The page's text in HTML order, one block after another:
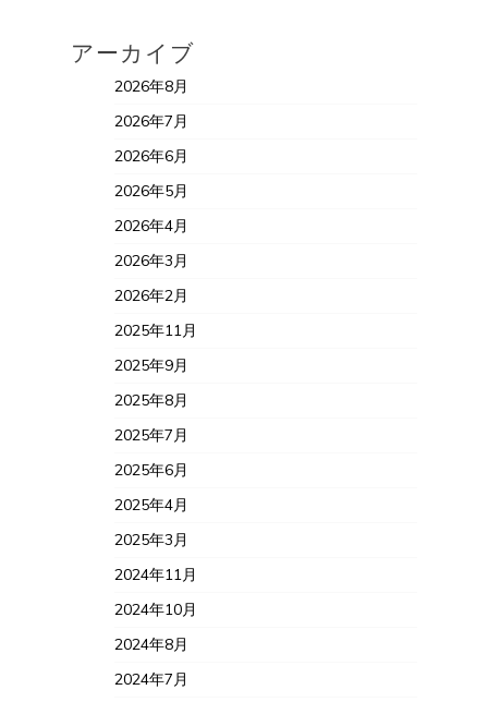
アーカイブ
2026年8月
2026年7月
2026年6月
2026年5月
2026年4月
2026年3月
2026年2月
2025年11月
2025年9月
2025年8月
2025年7月
2025年6月
2025年4月
2025年3月
2024年11月
2024年10月
2024年8月
2024年7月